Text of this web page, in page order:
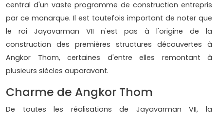
central d'un vaste programme de construction entrepris
par ce monarque. Il est toutefois important de noter que
le roi Jayavarman VII n'est pas à l'origine de la
construction des premières structures découvertes à
Angkor Thom, certaines d'entre elles remontant à
plusieurs siècles auparavant.
Charme de Angkor Thom
De toutes les réalisations de Jayavarman VII, la